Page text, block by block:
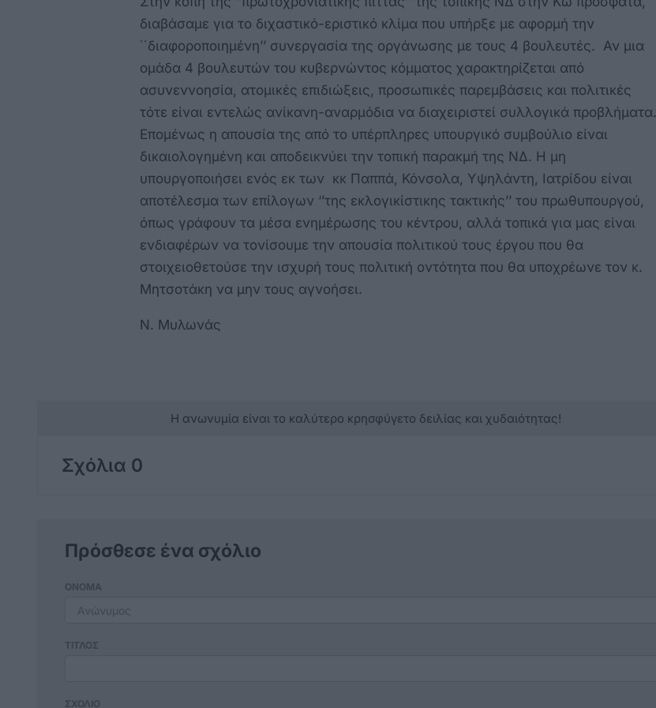
διαβάσαμε για το διχαστικό-εριστικό κλίμα που υπήρξε με αφορμή την
΄΄διαφοροποιημένη’’ συνεργασία της οργάνωσης με τους 4 βουλευτές. Αν μια
ομάδα 4 βουλευτών του κυβερνώντος κόμματος χαρακτηρίζεται από
ασυνεννοησία, ατομικές επιδιώξεις, προσωπικές παρεμβάσεις και πολιτικές
τότε είναι εντελώς ανίκανη-αναρμόδια να διαχειριστεί συλλογικά προβλήματα.
Επομένως η απουσία της από το υπέρπληρες υπουργικό συμβούλιο είναι
δικαιολογημένη και αποδεικνύει την τοπική παρακμή της ΝΔ. Η μη
υπουργοποιήσει ενός εκ των κκ Παππά, Κόνσολα, Υψηλάντη, Ιατρίδου είναι
αποτέλεσμα των επίλογων ‘’της εκλογικίστικης τακτικής’’ του πρωθυπουργού,
όπως γράφουν τα μέσα ενημέρωσης του κέντρου, αλλά τοπικά για μας είναι
ενδιαφέρων να τονίσουμε την απουσία πολιτικού τους έργου που θα
στοιχειοθετούσε την ισχυρή τους πολιτική οντότητα που θα υποχρέωνε τον κ.
Μητσοτάκη να μην τους αγνοήσει.
Ν. Μυλωνάς
Η ανωνυμία είναι το καλύτερο κρησφύγετο δειλίας και χυδαιότητας!
Σχόλια 0
Πρόσθεσε ένα σχόλιο
ΟΝΟΜΑ
ΤΙΤΛΟΣ
ΣΧΟΛΙΟ